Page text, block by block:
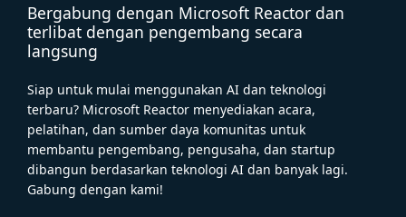
Bergabung dengan Microsoft Reactor dan
terlibat dengan pengembang secara
langsung
Siap untuk mulai menggunakan AI dan teknologi
terbaru? Microsoft Reactor menyediakan acara,
pelatihan, dan sumber daya komunitas untuk
membantu pengembang, pengusaha, dan startup
dibangun berdasarkan teknologi AI dan banyak lagi.
Gabung dengan kami!